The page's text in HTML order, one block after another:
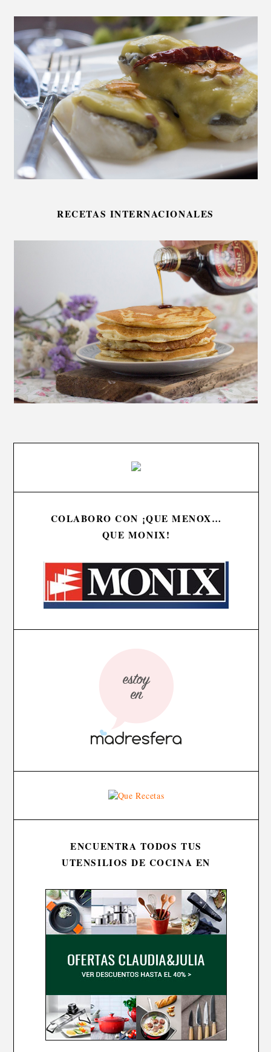
RECETAS INTERNACIONALES
COLABORO CON ¡QUE MENOX…
QUE MONIX!
ENCUENTRA TODOS TUS
UTENSILIOS DE COCINA EN